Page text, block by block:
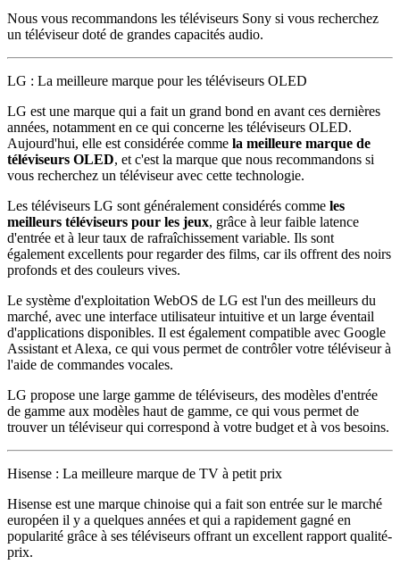
Nous vous recommandons les téléviseurs Sony si vous recherchez
un téléviseur doté de grandes capacités audio.
LG : La meilleure marque pour les téléviseurs OLED
LG est une marque qui a fait un grand bond en avant ces dernières
années, notamment en ce qui concerne les téléviseurs OLED.
Aujourd'hui, elle est considérée comme la meilleure marque de
téléviseurs OLED, et c'est la marque que nous recommandons si
vous recherchez un téléviseur avec cette technologie.
Les téléviseurs LG sont généralement considérés comme les
meilleurs téléviseurs pour les jeux, grâce à leur faible latence
d'entrée et à leur taux de rafraîchissement variable. Ils sont
également excellents pour regarder des films, car ils offrent des noirs
profonds et des couleurs vives.
Le système d'exploitation WebOS de LG est l'un des meilleurs du
marché, avec une interface utilisateur intuitive et un large éventail
d'applications disponibles. Il est également compatible avec Google
Assistant et Alexa, ce qui vous permet de contrôler votre téléviseur à
l'aide de commandes vocales.
LG propose une large gamme de téléviseurs, des modèles d'entrée
de gamme aux modèles haut de gamme, ce qui vous permet de
trouver un téléviseur qui correspond à votre budget et à vos besoins.
Hisense : La meilleure marque de TV à petit prix
Hisense est une marque chinoise qui a fait son entrée sur le marché
européen il y a quelques années et qui a rapidement gagné en
popularité grâce à ses téléviseurs offrant un excellent rapport qualité-
prix.